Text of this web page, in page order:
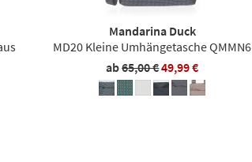
Mandarina Duck
MD20 Kleine Umhängetasche QMMN6
ab65,00 €49,99 €